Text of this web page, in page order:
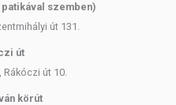
szemben)
út 131.
út
Rákóczi út 10.
körút